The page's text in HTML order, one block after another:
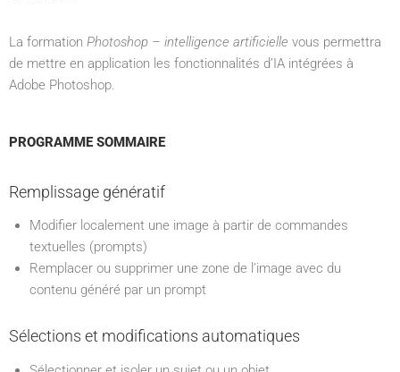
La formation Photoshop – intelligence artificielle vous permettra
de mettre en application les fonctionnalités d’IA intégrées à
Adobe Photoshop.
PROGRAMME SOMMAIRE
Remplissage génératif
Modifier localement une image à partir de commandes
textuelles (prompts)
Remplacer ou supprimer une zone de l’image avec du
contenu généré par un prompt
Sélections et modifications automatiques